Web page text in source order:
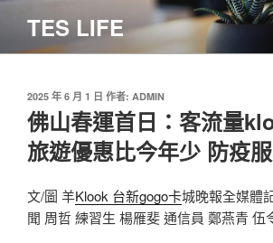
主
TES LIFE
發
佈
於
2025 年 6 月 1 日 作者: ADMIN
佛山春運首日：客流量
旅遊優惠比今年少 防疫
文/圖 羊Klook 台新gogo卡城晚報全媒體
聞 周哲 練習生 楊雁斐 通信員 鄭燕青 伍